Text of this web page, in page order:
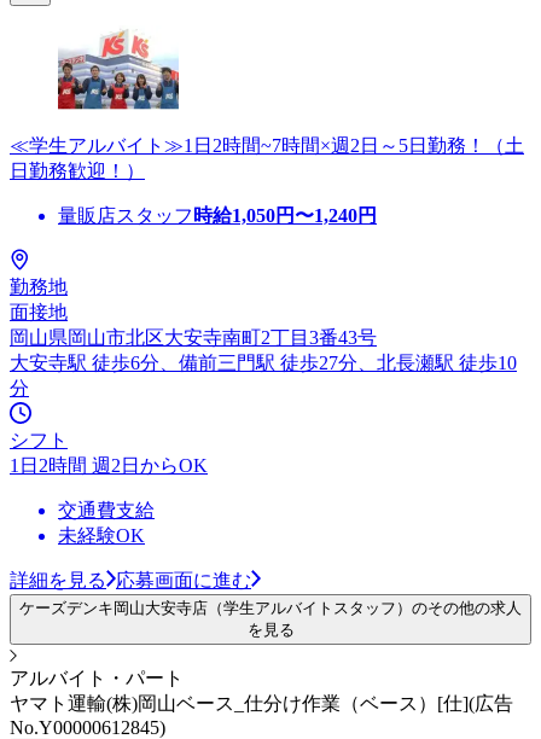
≪学生アルバイト≫1日2時間~7時間×週2日～5日勤務！（土
日勤務歓迎！）
量販店スタッフ 時給1,050円〜1,240円
勤務地
面接地
岡山県岡山市北区大安寺南町2丁目3番43号
大安寺駅 徒歩6分、備前三門駅 徒歩27分、北長瀬駅 徒歩10
分
シフト
1日2時間 週2日からOK
交通費支給
未経験OK
詳細を見る 応募画面に進む
ケーズデンキ岡山大安寺店（学生アルバイトスタッフ）のその他の求人
を見る
アルバイト・パート
ヤマト運輸(株)岡山ベース_仕分け作業（ベース）[仕](広告
No.Y00000612845)